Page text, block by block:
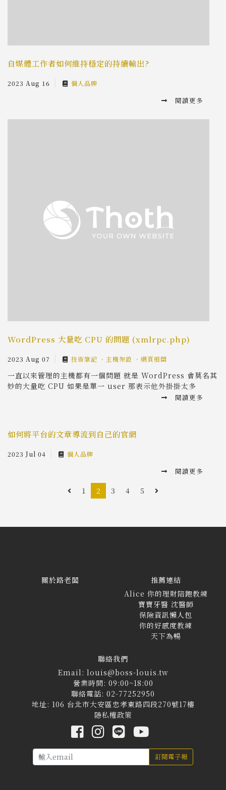
自媒體工作者如何維持穩定的持續輸出?
2023 Aug 16 個人品牌
閱讀更多
WordPress 大量吃 CPU 的問題 (xmlrpc.php)
2023 Aug 07 技術筆記 主機架設 網頁相關
一直以來管理的主機都有一個問題 就是 WordPress 會莫名其
妙的大量吃 CPU 如果是單一 user 那表示他外掛掛太多
閱讀更多
如何將平台的文章導流到自己的官網
2023 Jul 04 個人品牌
閱讀更多
1 2 3 4 5
關於路老闆
推薦連結
Alice 你的理財陪跑教練
寶寶牙醫 沈醫師
保險資訊懶人包
你的好感度教練
天下為暢
聯絡我們
Email: louis@boss-louis.tw
營業時間: 09:00~18:00
聯絡電話: 02-77252950
地址: 106 台北市大安區忠孝東路四段270號17樓
隱私權政策
訂閱電子報